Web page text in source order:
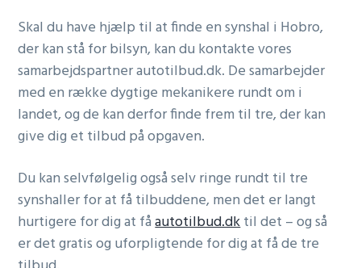
Skal du have hjælp til at finde en synshal i Hobro,
der kan stå for bilsyn, kan du kontakte vores
samarbejdspartner autotilbud.dk. De samarbejder
med en række dygtige mekanikere rundt om i
landet, og de kan derfor finde frem til tre, der kan
give dig et tilbud på opgaven.
Du kan selvfølgelig også selv ringe rundt til tre
synshaller for at få tilbuddene, men det er langt
hurtigere for dig at fåautotilbud.dktil det – og så
er det gratis og uforpligtende for dig at få de tre